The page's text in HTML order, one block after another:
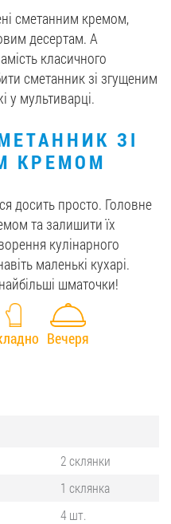
сметанним кремом,
десертам. А
класичного
сметанник зі згущеним
у мультиварці.
ЗІ
КРЕМОМ
досить просто. Головне
та залишити їх
кулінарного
маленькі кухарі.
шматочки!
Вечеря
2 склянки
1 склянка
4 шт.